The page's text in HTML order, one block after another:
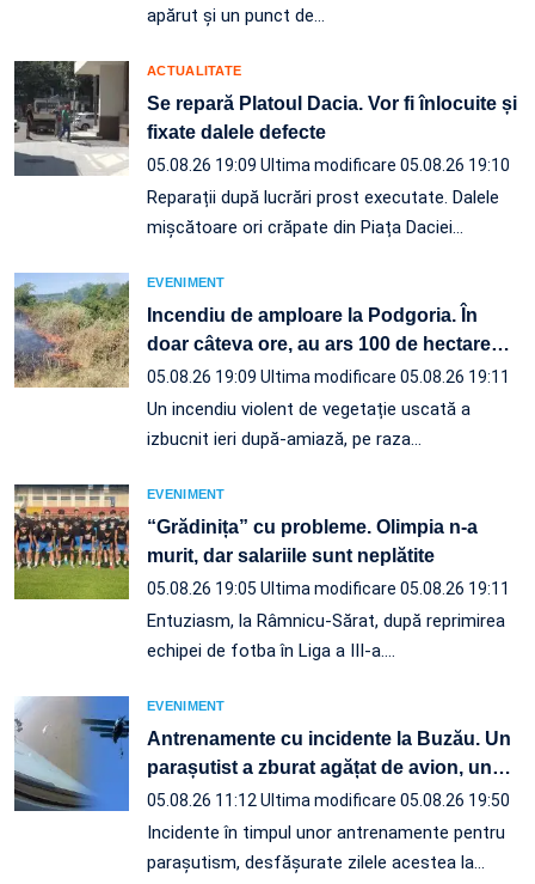
apărut și un punct de…
ACTUALITATE
Se repară Platoul Dacia. Vor fi înlocuite și
fixate dalele defecte
05.08.26 19:09 Ultima modificare 05.08.26 19:10
Reparații după lucrări prost executate. Dalele
mișcătoare ori crăpate din Piața Daciei…
EVENIMENT
Incendiu de amploare la Podgoria. În
doar câteva ore, au ars 100 de hectare…
05.08.26 19:09 Ultima modificare 05.08.26 19:11
Un incendiu violent de vegetație uscată a
izbucnit ieri după-amiază, pe raza…
EVENIMENT
“Grădinița” cu probleme. Olimpia n-a
murit, dar salariile sunt neplătite
05.08.26 19:05 Ultima modificare 05.08.26 19:11
Entuziasm, la Râmnicu-Sărat, după reprimirea
echipei de fotba în Liga a III-a.…
EVENIMENT
Antrenamente cu incidente la Buzău. Un
parașutist a zburat agățat de avion, un…
05.08.26 11:12 Ultima modificare 05.08.26 19:50
Incidente în timpul unor antrenamente pentru
parașutism, desfășurate zilele acestea la…